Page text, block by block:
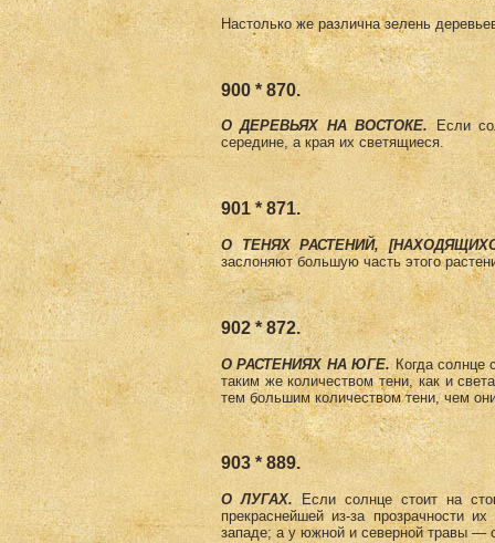
Настолько же различна зелень
900 * 870.
О ДЕРЕВЬЯХ НА ВОСТОКЕ.
Если
середине, а края их светящиеся.
901 * 871.
О ТЕНЯХ РАСТЕНИЙ,
заслоняют большую часть этого
902 * 872.
О РАСТЕНИЯХ НА ЮГЕ. Когда солнце
таким же количеством тени, как и
тем большим количеством тени, чем
903 * 889.
О ЛУГАХ. Если солнце стоит на
прекраснейшей из-за прозрачности
западе; а у южной и северной травы —